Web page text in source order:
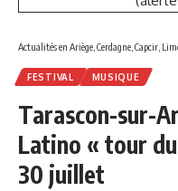
Actualités en Ariège, Cerdagne, Capcir,
FESTIVAL MUSIQUE
Tarascon-sur-
Latino « tour
30 juillet